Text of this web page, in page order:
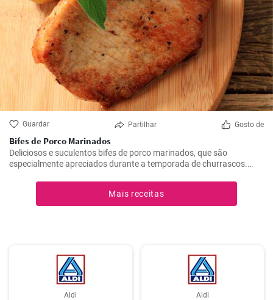
Guardar Partilhar Gosto de
Bifes de Porco Marinados
Deliciosos e suculentos bifes de porco marinados, que são
especialmente apreciados durante a temporada de churrascos.
dando-lhes tempo suficiente para absorver todos os sabores
Mais receitas
Aldi Aldi